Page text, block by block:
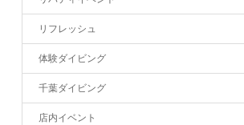
リフレッシュ
体験ダイビング
千葉ダイビング
店内イベント